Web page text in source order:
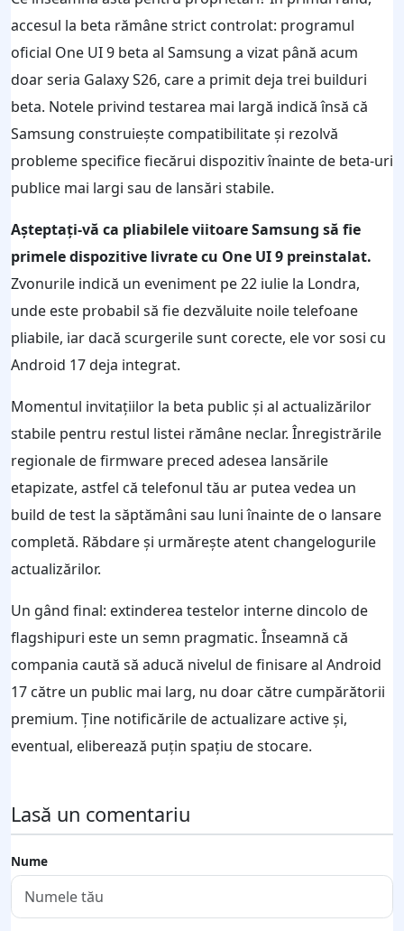
accesul la beta rămâne strict controlat: programul
oficial One UI 9 beta al Samsung a vizat până acum
doar seria Galaxy S26, care a primit deja trei builduri
beta. Notele privind testarea mai largă indică însă că
Samsung construiește compatibilitate și rezolvă
probleme specifice fiecărui dispozitiv înainte de beta-uri
publice mai largi sau de lansări stabile.
Așteptați-vă ca pliabilele viitoare Samsung să fie
primele dispozitive livrate cu One UI 9 preinstalat.
Zvonurile indică un eveniment pe 22 iulie la Londra,
unde este probabil să fie dezvăluite noile telefoane
pliabile, iar dacă scurgerile sunt corecte, ele vor sosi cu
Android 17 deja integrat.
Momentul invitațiilor la beta public și al actualizărilor
stabile pentru restul listei rămâne neclar. Înregistrările
regionale de firmware preced adesea lansările
etapizate, astfel că telefonul tău ar putea vedea un
build de test la săptămâni sau luni înainte de o lansare
completă. Răbdare și urmărește atent changelogurile
actualizărilor.
Un gând final: extinderea testelor interne dincolo de
flagshipuri este un semn pragmatic. Înseamnă că
compania caută să aducă nivelul de finisare al Android
17 către un public mai larg, nu doar către cumpărătorii
premium. Ține notificările de actualizare active și,
eventual, eliberează puțin spațiu de stocare.
Lasă un comentariu
Nume